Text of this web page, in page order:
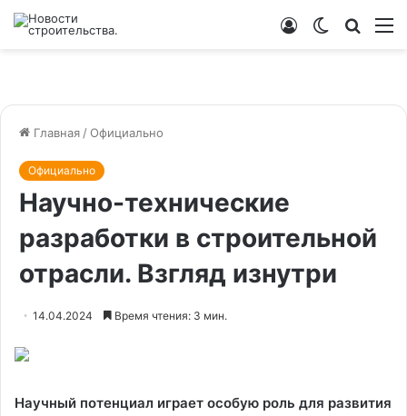
Switch
Войти
Главная /Официально
Официально
Научно-технические
разработки в строительной
отрасли. Взгляд изнутри
14.04.2024 Время чтения: 3 мин.
Научный потенциал играет особую роль для развития